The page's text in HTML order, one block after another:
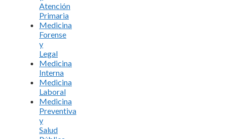
Atención
Primaria
Medicina
Forense
y
Legal
Medicina
Interna
Medicina
Laboral
Medicina
Preventiva
y
Salud